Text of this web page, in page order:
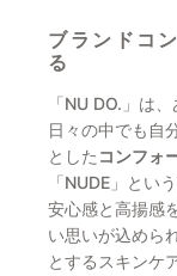
ブランドコ
る
「NU DO.」は
日々の中でも自
とした コンフォ
「NUDE」とい
安心感と高揚感
い思いが込めら
とするスキンケ